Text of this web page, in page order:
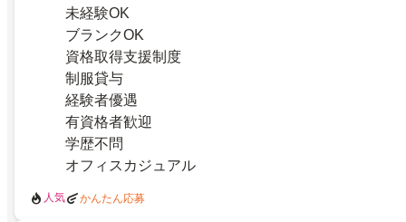
未経験OK
ブランクOK
資格取得支援制度
制服貸与
経験者優遇
有資格者歓迎
学歴不問
オフィスカジュアル
人気 かんたん応募